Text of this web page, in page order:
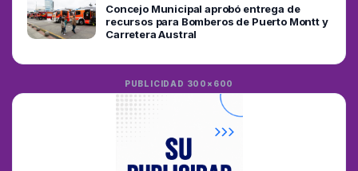
Concejo Municipal aprobó entrega de
recursos para Bomberos de Puerto Montt y
Carretera Austral
PUBLICIDAD 300×600